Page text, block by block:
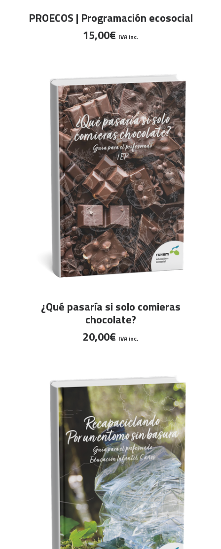
AÑADIR AL CARRITO
PROECOS | Programación ecosocial
15,00€ IVA inc.
AÑADIR AL CARRITO
¿Qué pasaría si solo comieras
chocolate?
20,00€ IVA inc.